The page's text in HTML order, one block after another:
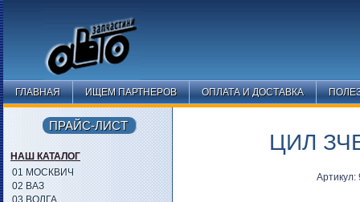
ГЛАВНАЯ ИЩЕМ ПАРТНЕРОВ ОПЛАТА И ДОСТАВКА
ЦИЛ
ПРАЙС-ЛИСТ
НАШ КАТАЛОГ
01 МОСКВИЧ
02 ВАЗ
03 ВОЛГА